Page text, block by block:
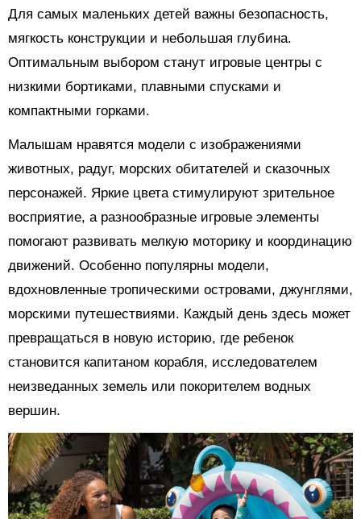
Для самых маленьких детей важны безопасность,
мягкость конструкции и небольшая глубина.
Оптимальным выбором станут игровые центры с
низкими бортиками, плавными спусками и
компактными горками.
Малышам нравятся модели с изображениями
животных, радуг, морских обитателей и сказочных
персонажей. Яркие цвета стимулируют зрительное
восприятие, а разнообразные игровые элементы
помогают развивать мелкую моторику и координацию
движений. Особенно популярны модели,
вдохновленные тропическими островами, джунглями,
морскими путешествиями. Каждый день здесь может
превращаться в новую историю, где ребенок
становится капитаном корабля, исследователем
неизведанных земель или покорителем водных
вершин.